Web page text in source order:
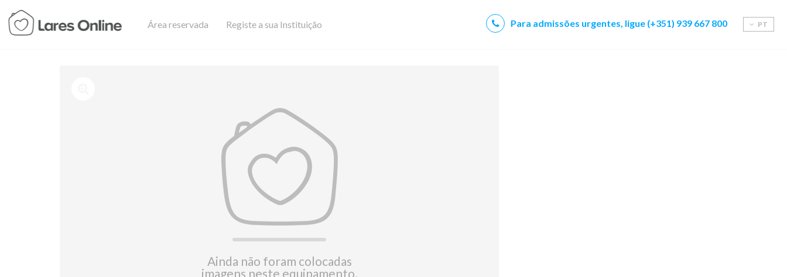
Área reservada Registe a sua Instituição PT
Para admissões urgentes, ligue (+351) 939 667 800
Ainda não foram colocadas
imagens neste equipamento.